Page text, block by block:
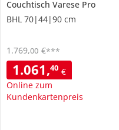
Couchtisch Varese Pro
BHL 70|44|90 cm
1.061,40 €
Online zum
Kundenkartenpreis
1.769,00 €***